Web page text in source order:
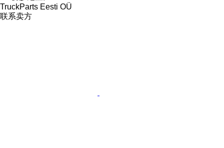
TruckParts Eesti OÜ
联系卖方